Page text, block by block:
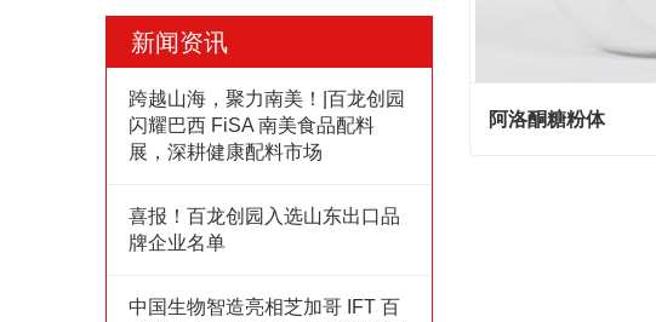
新闻资讯
跨越山海，聚力南美！|百龙创园
闪耀巴西 FiSA 南美食品配料
展，深耕健康配料市场
喜报！百龙创园入选山东出口品
牌企业名单
中国生物智造亮相芝加哥 IFT 百
阿洛酮糖粉体